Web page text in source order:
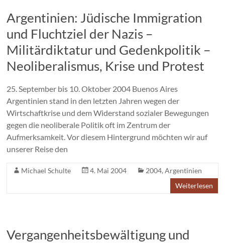
Argentinien: Jüdische Immigration
und Fluchtziel der Nazis –
Militärdiktatur und Gedenkpolitik –
Neoliberalismus, Krise und Protest
25. September bis 10. Oktober 2004 Buenos Aires
Argentinien stand in den letzten Jahren wegen der
Wirtschaftkrise und dem Widerstand sozialer Bewegungen
gegen die neoliberale Politik oft im Zentrum der
Aufmerksamkeit. Vor diesem Hintergrund möchten wir auf
unserer Reise den
Michael Schulte 4. Mai 2004 2004,Argentinien
Weiterlesen
Vergangenheitsbewältigung und